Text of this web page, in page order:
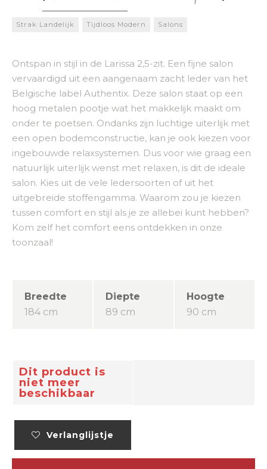
Strak Landelijk Tijdloos Modern Salons
Ontspan in stijl in de Larissa 2,5-zit. Een fijne salon
vervaardigd uit een aangenaam zacht leder van het
Belgische label Authentix. Deze salon staat op een
hoog metalen pootje wat het makkelijk maakt om
onder te poetsen. Ondanks zijn luchtige uiterlijk met
een open bodemconstructie, kan je ook kiezen voor
ingebouwde relaxsystemen. Dus voor wie graag een
natuurlijk uiterlijk wenst met relaxen, is dit de ideale
salon. Kies uit de vele ledersoorten of uit het
uitgebreide stoffengamma. Waarom zou je kiezen
tussen comfort en stijl als je ze allebei kunt hebben?
Kom zelf het comfort eens ontdekken in onze
toonzaal!
Breedte
184 cm
Diepte
89 cm
Hoogte
90 cm
Dit product is
niet meer
beschikbaar
Verlanglijstje